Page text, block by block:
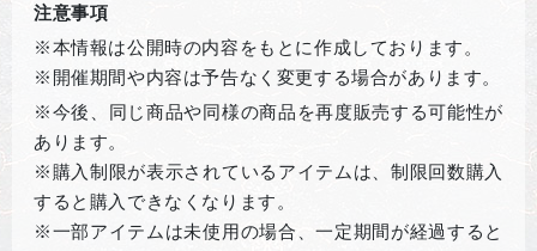
注意事項
※本情報は公開時の内容をもとに作成しております。
※開催期間や内容は予告なく変更する場合があります。
※今後、同じ商品や同様の商品を再度販売する可能性が
あります。
※購入制限が表示されているアイテムは、制限回数購入
すると購入できなくなります。
※一部アイテムは未使用の場合、一定期間が経過すると